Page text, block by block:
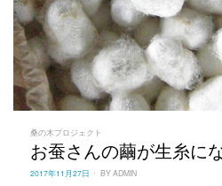
桑の木プロジェクト
お蚕さんの繭が生糸に
POSTED
2017年11月27日 BYADMIN